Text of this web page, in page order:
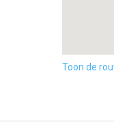
Toon de